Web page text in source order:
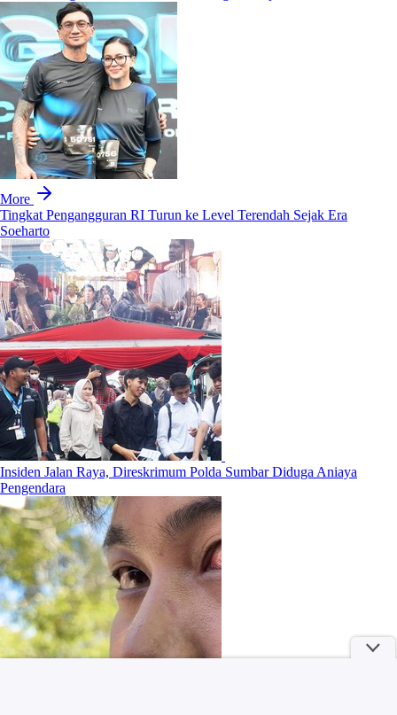
More
Tingkat Pengangguran RI Turun ke Level Terendah Sejak Era
Soeharto
Insiden Jalan Raya, Direskrimum Polda Sumbar Diduga Aniaya
Pengendara